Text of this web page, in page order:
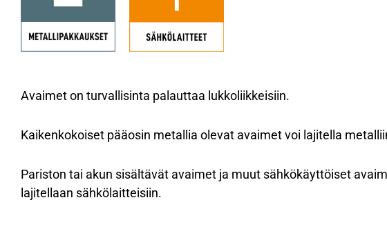
Avaimet on turvallisinta palauttaa lukkoliikkeisiin.
Kaikenkokoiset pääosin metallia olevat avaimet voi lajitella
Pariston tai akun sisältävät avaimet ja muut sähkökäyttöiset
lajitellaan sähkölaitteisiin.